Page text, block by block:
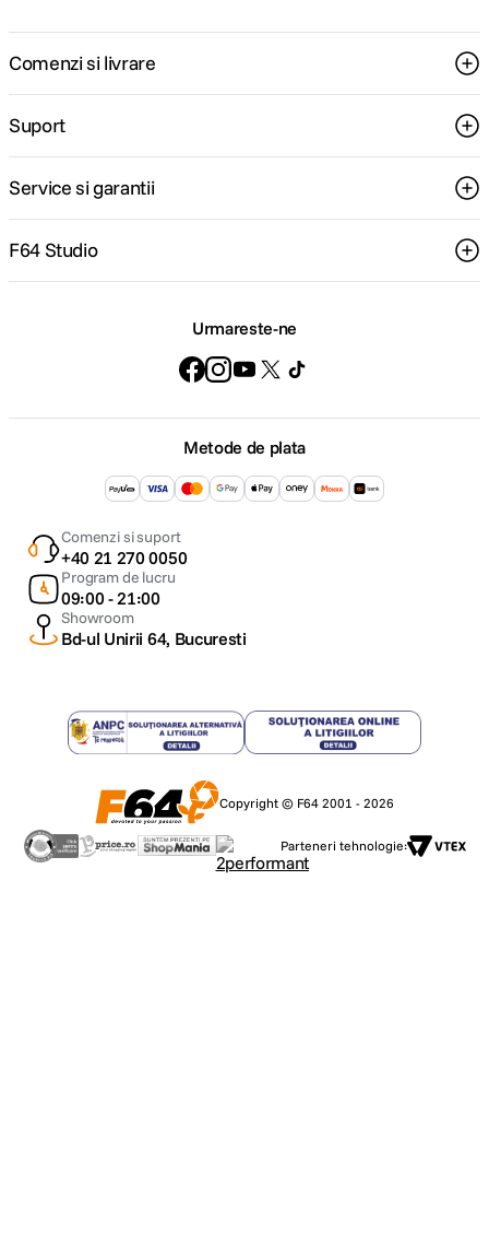
Comenzi si livrare
Suport
Service si garantii
F64 Studio
Urmareste-ne
Metode de plata
Comenzi si suport
+40 21 270 0050
Program de lucru
09:00 - 21:00
Showroom
Bd-ul Unirii 64, Bucuresti
Copyright © F64 2001 - 2026
Parteneri tehnologie: